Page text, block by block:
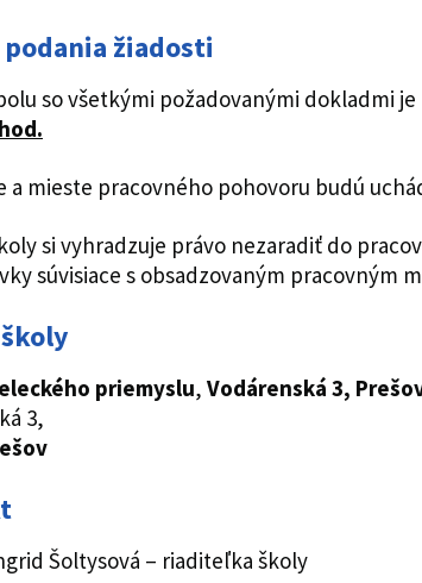
žiadosti
so všetkými požadovanými dokladmi
a mieste pracovného pohovoru budú
si vyhradzuje právo nezaradiť do
súvisiace s obsadzovaným
priemyslu, Vodárenská 3,
3,
Šoltysová – riaditeľka školy